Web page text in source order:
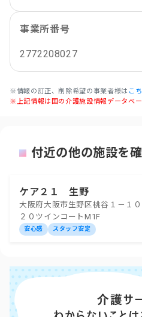
事業所番号
2772208027
※情報の訂正、削除希望の事業者様は こ
※上記情報は国の介護施設情報データベ
付近の他の施設を
ケア２１ 生野
大阪府大阪市生野区桃谷１－１０
２０ツインコートM1F
安心感 スタッフ安定